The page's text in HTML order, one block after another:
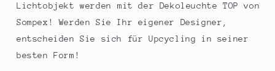
Lichtobjekt werden mit der Dekoleuchte TOP von
Sompex! Werden Sie Ihr eigener Designer,
entscheiden Sie sich für Upcycling in seiner
besten Form!